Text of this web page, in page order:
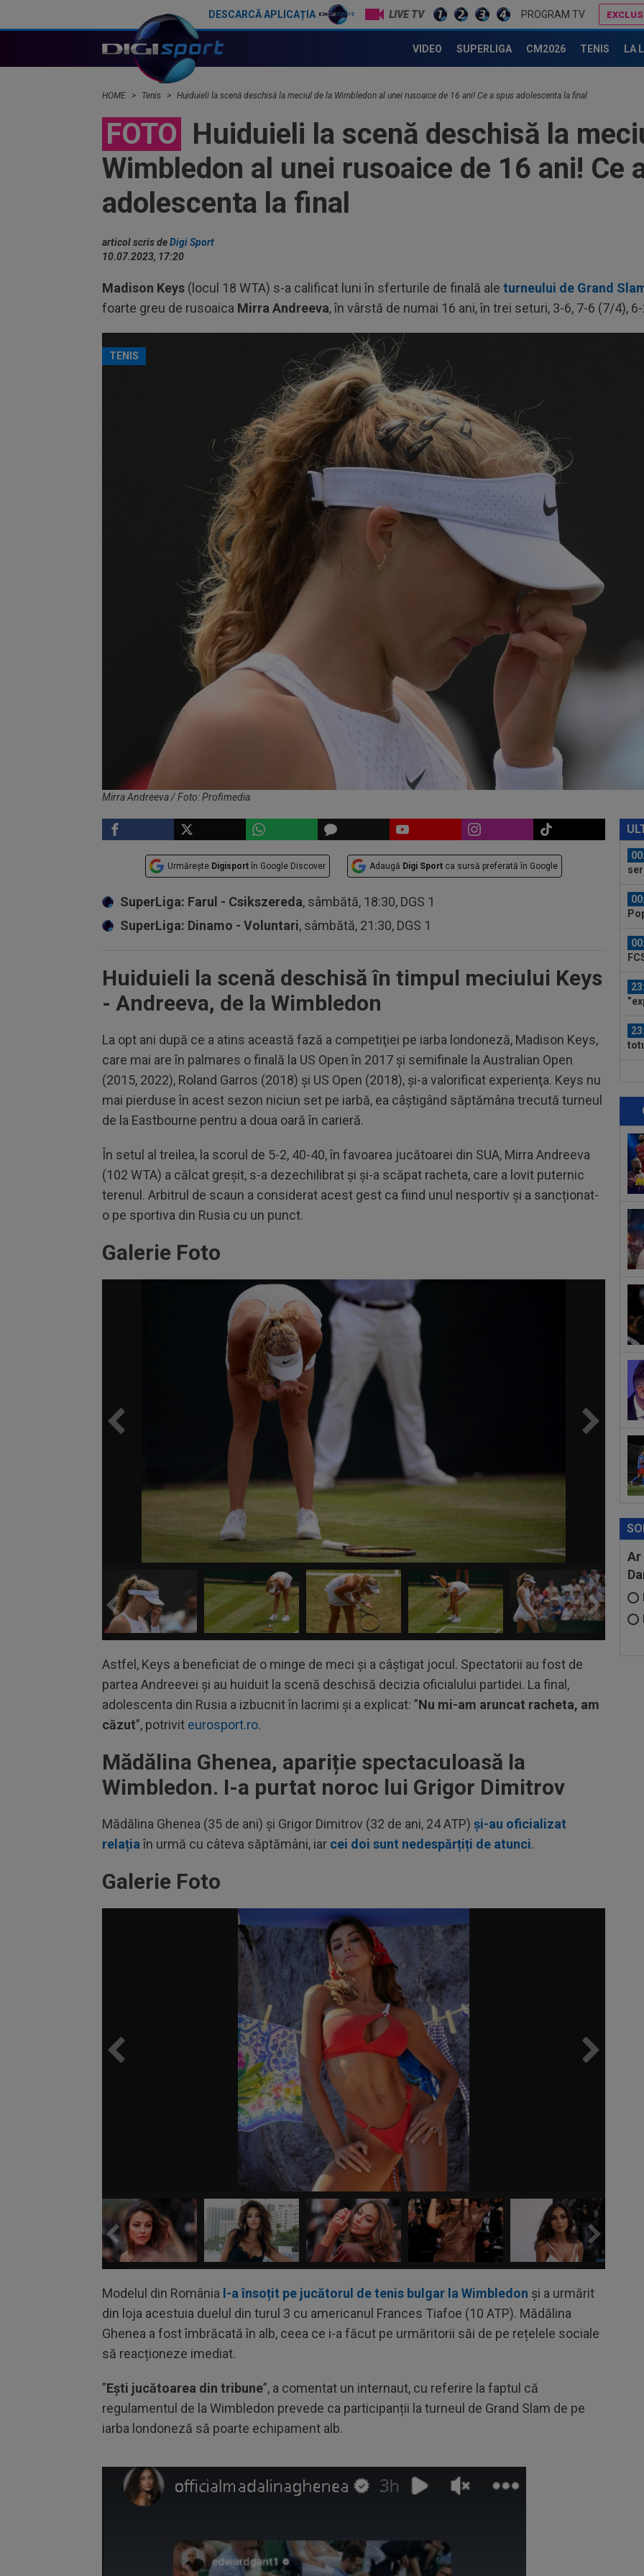
DESCARCĂ APLICAȚIA LIVE TV PROGRAM TV
VIDEO SUPERLIGA CM2026 TENIS LA
HOME Tenis Huiduieli la scenă deschisă la meciul de la Wimbledon al unei rusoaice de 16 ani! Ce a spus adolescenta la final
FOTO Huiduieli la scenă deschisă la
Wimbledon al unei rusoaice de 16 ani! Ce
adolescenta la final
articol scris deDigi Sport
10.07.2023, 17:20
Madison Keys (locul 18 WTA) s-a calificat luni în sferturile de finală ale turneului de Grand
foarte greu de rusoaica Mirra Andreeva, în vârstă de numai 16 ani, în trei seturi, 3-6, 7-6 (7/4),
TENIS
Mirra Andreeva / Foto: Profimedia
Urmărește Digisport în Google Discover Adaugă Digi Sport ca sursă preferată în Google
SuperLiga: Farul - Csikszereda, sâmbătă, 18:30, DGS 1
SuperLiga: Dinamo - Voluntari, sâmbătă, 21:30, DGS 1
Huiduieli la scenă deschisă în timpul meciului Keys
- Andreeva, de la Wimbledon
La opt ani după ce a atins această fază a competiţiei pe iarba londoneză, Madison Keys,
care mai are în palmares o finală la US Open în 2017 şi semifinale la Australian Open
(2015, 2022), Roland Garros (2018) şi US Open (2018), şi-a valorificat experienţa. Keys nu
mai pierduse în acest sezon niciun set pe iarbă, ea câştigând săptămâna trecută turneul
de la Eastbourne pentru a doua oară în carieră.
În setul al treilea, la scorul de 5-2, 40-40, în favoarea jucătoarei din SUA, Mirra Andreeva
(102 WTA) a călcat greșit, s-a dezechilibrat și și-a scăpat racheta, care a lovit puternic
terenul. Arbitrul de scaun a considerat acest gest ca fiind unul nesportiv și a sancționat-
o pe sportiva din Rusia cu un punct.
Galerie Foto
Astfel, Keys a beneficiat de o minge de meci și a câștigat jocul. Spectatorii au fost de
partea Andreevei și au huiduit la scenă deschisă decizia oficialului partidei. La final,
adolescenta din Rusia a izbucnit în lacrimi și a explicat: ”Nu mi-am aruncat racheta, am
căzut”, potrivit eurosport.ro.
Mădălina Ghenea, apariție spectaculoasă la
Wimbledon. I-a purtat noroc lui Grigor Dimitrov
Mădălina Ghenea (35 de ani) și Grigor Dimitrov (32 de ani, 24 ATP) și-au oficializat
relațiaîn urmă cu câteva săptămâni, iar cei doi sunt nedespărțiți de atunci.
Galerie Foto
Modelul din România l-a însoțit pe jucătorul de tenis bulgar la Wimbledon și a urmărit
din loja acestuia duelul din turul 3 cu americanul Frances Tiafoe (10 ATP). Mădălina
Ghenea a fost îmbrăcată în alb, ceea ce i-a făcut pe urmăritorii săi de pe rețelele sociale
să reacționeze imediat.
”Ești jucătoarea din tribune”, a comentat un internaut, cu referire la faptul că
regulamentul de la Wimbledon prevede ca participanții la turneul de Grand Slam de pe
iarba londoneză să poarte echipament alb.
Ar